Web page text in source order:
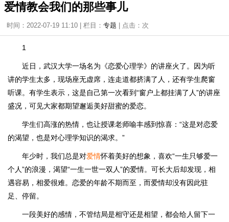
爱情教会我们的那些事儿
时间：2022-07-19 11:10 | 栏目： 专题 | 点击： 次
1
近日，武汉大学一场名为《恋爱心理学》的讲座火了。因为听
讲的学生太多，现场座无虚席，连走道都挤满了人，还有学生爬窗
听课。有学生表示，这是自己第一次看到“窗户上都挂满了人”的讲座
盛况，可见大家都期望邂逅美好甜蜜的爱恋。
学生们高涨的热情，也让授课老师喻丰感到惊喜：“这是对恋爱
的渴望，也是对心理学知识的渴求。”
年少时，我们总是对爱情怀着美好的想象，喜欢“一生只够爱一
个人”的浪漫，渴望“一生一世一双人”的爱情。可长大后却发现，相
遇容易，相爱很难。恋爱的年龄不期而至，而爱情却没有因此驻
足、停留。
一段美好的感情，不管结局是相守还是相望，都会给人留下一